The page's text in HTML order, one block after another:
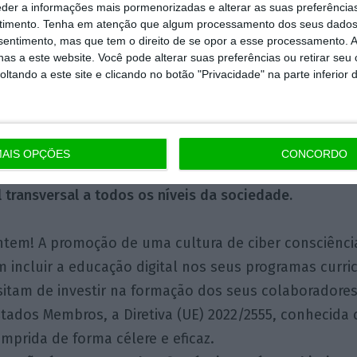
a informações mais pormenorizadas e alterar as suas
Tenha em atenção que algum processamento dos seus
mas que tem o direito de se opor a esse processamento.
a este website. Você pode alterar suas preferências ou retirar seu
a este site e clicando no botão "Privacidade" na parte inferior
OPÇÕES CONCORDO
“olá mãe, olá pai” e os falsos pagamentos de
online, de páginas falsas, investimentos
de amizade nas redes sociais de contas
como a internet – sem limites.
O Digital trouxe-
um enorme desafio que é a real importância de
transversal a todos os níveis da sociedade.
A promoção de uma cultura de ciber
incluir a educação digital nos seus programas
de investir na formação dos seus
Membros, a Diretiva (UE) 2022/2555, conhecida
de forma célere e eficaz.